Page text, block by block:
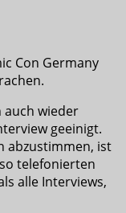
Con Germany
auch wieder
geeinigt.
abzustimmen, ist
telefonierten
alle Interviews,